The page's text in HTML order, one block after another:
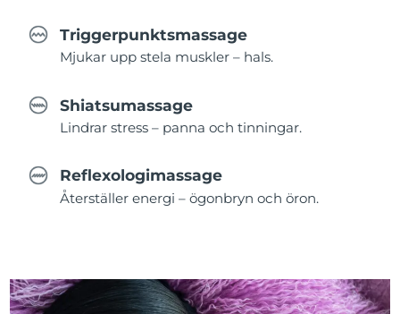
Triggerpunktsmassage
Mjukar upp stela muskler – hals.
Shiatsumassage
Lindrar stress – panna och tinningar.
Reflexologimassage
Återställer energi – ögonbryn och öron.